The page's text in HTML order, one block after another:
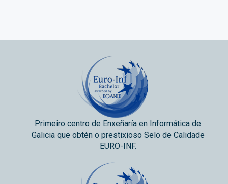
Primeiro centro de Enxeñaría en Informática de
Galicia que obtén o prestixioso Selo de Calidade
EURO-INF.